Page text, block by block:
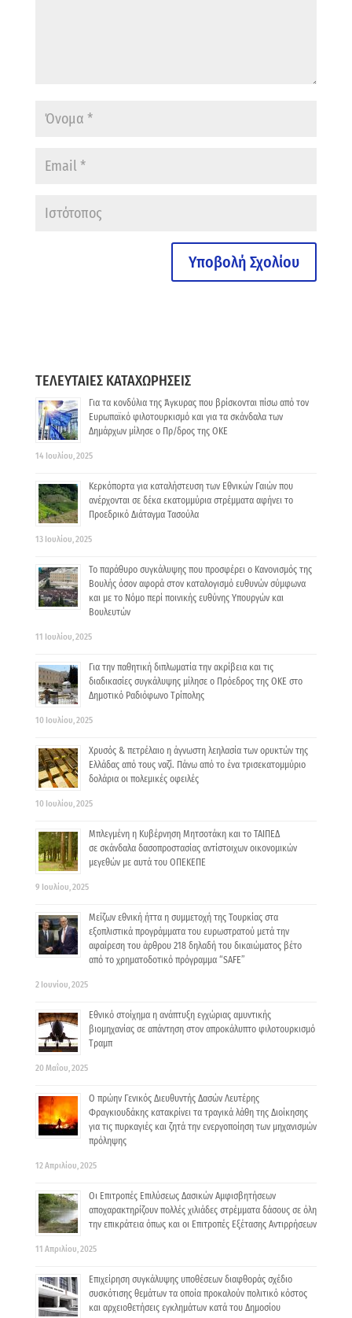
ΤΕΛΕΥΤΑΙΕΣ ΚΑΤΑΧΩΡΗΣΕΙΣ
Για τα κονδύλια της Άγκυρας που βρίσκονται πίσω από τον
Ευρωπαϊκό φιλοτουρκισμό και για τα σκάνδαλα των
Δημάρχων μίλησε ο Πρ/δρος της ΟΚΕ
14 Ιουλίου, 2025
Κερκόπορτα για καταλήστευση των Εθνικών Γαιών που
ανέρχονται σε δέκα εκατομμύρια στρέμματα αφήνει το
Προεδρικό Διάταγμα Τασούλα
13 Ιουλίου, 2025
Το παράθυρο συγκάλυψης που προσφέρει ο Κανονισμός της
Βουλής όσον αφορά στον καταλογισμό ευθυνών σύμφωνα
και με το Νόμο περί ποινικής ευθύνης Υπουργών και
Βουλευτών
11 Ιουλίου, 2025
Για την παθητική διπλωματία την ακρίβεια και τις
διαδικασίες συγκάλυψης μίλησε ο Πρόεδρος της ΟΚΕ στο
Δημοτικό Ραδιόφωνο Τρίπολης
10 Ιουλίου, 2025
Χρυσός & πετρέλαιο η άγνωστη λεηλασία των ορυκτών της
Ελλάδας από τους ναζί. Πάνω από το ένα τρισεκατομμύριο
δολάρια οι πολεμικές οφειλές
10 Ιουλίου, 2025
Μπλεγμένη η Κυβέρνηση Μητσοτάκη και το ΤΑΙΠΕΔ
σε σκάνδαλα δασοπροστασίας αντίστοιχων οικονομικών
μεγεθών με αυτά του ΟΠΕΚΕΠΕ
9 Ιουλίου, 2025
Μείζων εθνική ήττα η συμμετοχή της Τουρκίας στα
εξοπλιστικά προγράμματα του ευρωστρατού μετά την
αφαίρεση του άρθρου 218 δηλαδή του δικαιώματος βέτο
από το χρηματοδοτικό πρόγραμμα “SAFE”
2 Ιουνίου, 2025
Εθνικό στοίχημα η ανάπτυξη εγχώριας αμυντικής
βιομηχανίας σε απάντηση στον απροκάλυπτο φιλοτουρκισμό
Τραμπ
20 Μαΐου, 2025
Ο πρώην Γενικός Διευθυντής Δασών Λευτέρης
Φραγκιουδάκης κατακρίνει τα τραγικά λάθη της Διοίκησης
για τις πυρκαγιές και ζητά την ενεργοποίηση των μηχανισμών
πρόληψης
12 Απριλίου, 2025
Οι Επιτροπές Επιλύσεως Δασικών Αμφισβητήσεων
αποχαρακτηρίζουν πολλές χιλιάδες στρέμματα δάσους σε όλη
την επικράτεια όπως και οι Επιτροπές Εξέτασης Αντιρρήσεων
11 Απριλίου, 2025
Επιχείρηση συγκάλυψης υποθέσεων διαφθοράς σχέδιο
συσκότισης θεμάτων τα οποία προκαλούν πολιτικό κόστος
και αρχειοθετήσεις εγκλημάτων κατά του Δημοσίου